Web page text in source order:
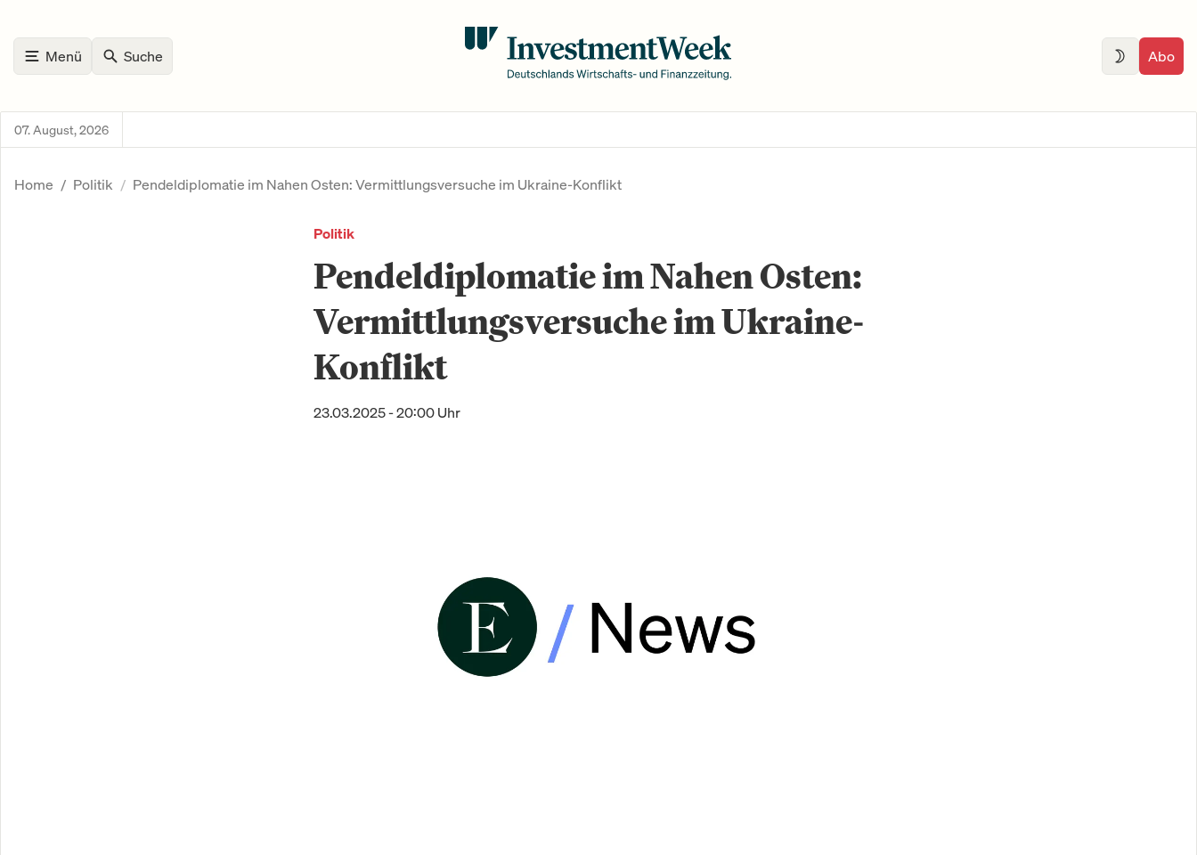
Menü Suche Abo
07. August, 2026
Home Politik Pendeldiplomatie im Nahen Osten: Vermittlungsversuche im Ukraine-Konflikt
Politik
Pendeldiplomatie im Nahen Osten:
Vermittlungsversuche im Ukraine-
Konflikt
23.03.2025 - 20:00 Uhr